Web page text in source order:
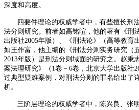
深度和高度。
四要件理论的权威学者中，有些擅长刑
法分则研究。前者如高铭暄，他的著有《刑
出版社2005年版）、《刑法论》（高等教育
如王作富，他主编的《刑法分则实务研究（
2013年版）是刑法分则域面的研究之。赵秉
案法理研究》（ 1 卷－ 6卷，北京大学出版社
过典型疑难案例，对刑法分则的罪名给出了
析。
三阶层理论的权威学者中，陈兴良、张